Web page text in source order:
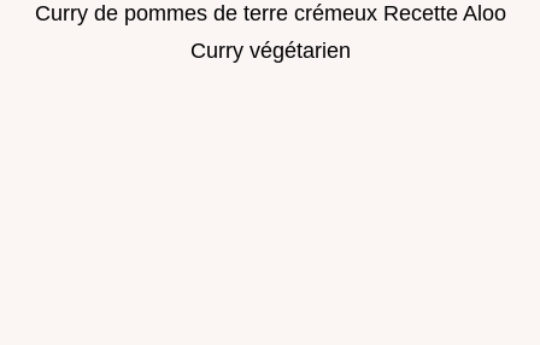
Curry de pommes de terre crémeux Recette Aloo
Curry végétarien